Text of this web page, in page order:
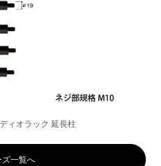
ィオラック 延長柱
ズ一覧へ